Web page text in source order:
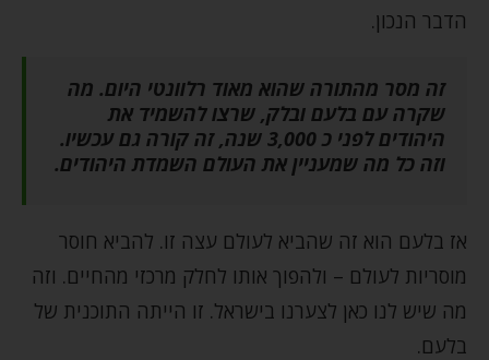
הדבר הנכון.
זה מסר מהתורה שהוא מאוד רלוונטי היום. מה
שקרה עם בלעם ובלק, שרצו להשמיד את
היהודים לפני כ 3,000 שנה, זה קורה גם עכשיו.
וזה כל מה שמעניין את העולם השמדת היהודים.
אז בלעם הוא זה שהביא לעולם עצה זו. להביא חוסר
מוסריות לעולם – ולהפוך אותו לחלק מרכזי מהחיים. וזה
מה שיש לנו כאן לצערנו בישראל. זו הייתה התוכנית של
בלעם.